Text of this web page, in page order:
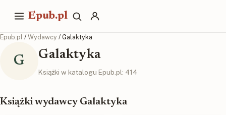
Epub.pl
Epub.pl / Wydawcy / Galaktyka
G Galaktyka
Książki w katalogu Epub.pl: 414
Książki wydawcy Galaktyka